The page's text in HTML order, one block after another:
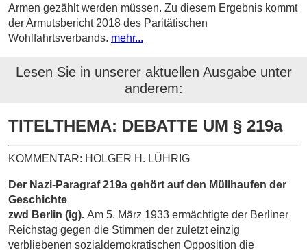
Armen gezählt werden müssen. Zu diesem Ergebnis kommt
der Armutsbericht 2018 des Paritätischen
Wohlfahrtsverbands. mehr...
Lesen Sie in unserer aktuellen Ausgabe unter
anderem:
TITELTHEMA: DEBATTE UM § 219a
KOMMENTAR: HOLGER H. LÜHRIG
Der Nazi-Paragraf 219a gehört auf den Müllhaufen der
Geschichte
zwd Berlin (ig). Am 5. März 1933 ermächtigte der Berliner
Reichstag gegen die Stimmen der zuletzt einzig
verbliebenen sozialdemokratischen Opposition die